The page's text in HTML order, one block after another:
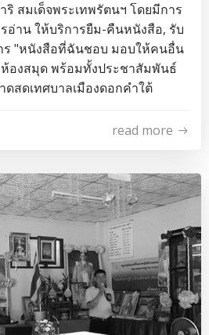
สมเด็จพระเทพรัตนฯ โดยมีการ
อ่าน ให้บริการยืม-คืนหนังสือ, รับ
ร "หนังสือที่ฉันชอบ มอบให้คนอื่น
องสมุด พร้อมทั้งประชาสัมพันธ์
สดเทศบาลเมืองดอกคำใต้
read more